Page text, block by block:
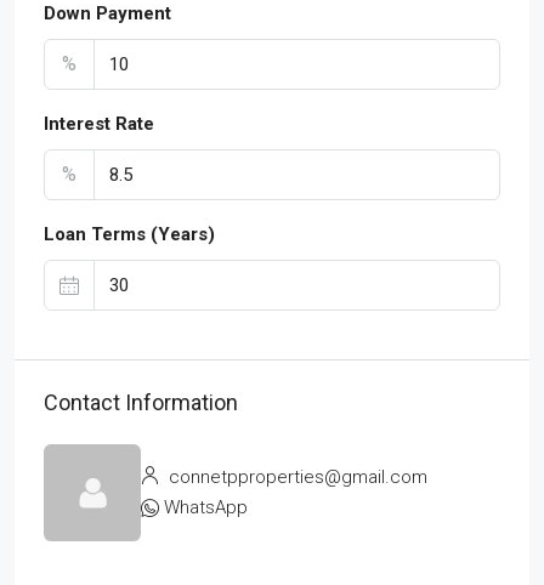
Down Payment
%
Interest Rate
%
Loan Terms (Years)
Contact Information
connetpproperties@gmail.com
WhatsApp